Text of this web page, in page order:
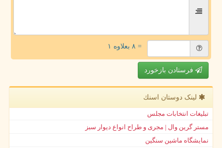
= ۸ بعلاوه ۱
فرستادن بازخورد
لینک دوستان اسنك
تبلیغات انتخابات مجلس
مستر گرین وال | مجری و طراح انواع دیوار سبز
نمایشگاه ماشین سنگین